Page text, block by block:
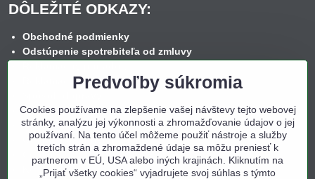
DÔLEŽITÉ ODKAZY:
Obchodné podmienky
Odstúpenie spotrebiteľa od zmluvy
Reklamačný formulár
Spôsob platby
Nákup na splátky
Ochrana osobných údajov
Cookies
Kontakt
Predvoľby súkromia
Cookies používame na zlepšenie vašej návštevy tejto webovej
stránky, analýzu jej výkonnosti a zhromažďovanie údajov o jej
používaní. Na tento účel môžeme použiť nástroje a služby
tretích strán a zhromaždené údaje sa môžu preniesť k
partnerom v EÚ, USA alebo iných krajinách. Kliknutím na
„Prijať všetky cookies“ vyjadrujete svoj súhlas s týmto